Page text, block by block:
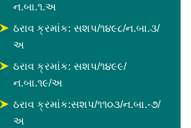
ન.બા.૧.અ
ઠરાવ ક્રમાંક: સશપ/૧૪૯૮/ન.બા.૩/
અ
ઠરાવ ક્રમાંક: સશપ/૧૪૯૯/
ન.બા.૧૯/અ
ઠરાવ ક્રમાંક:સશપ/૧૧૦૩/ન.બા.-૭/
અ